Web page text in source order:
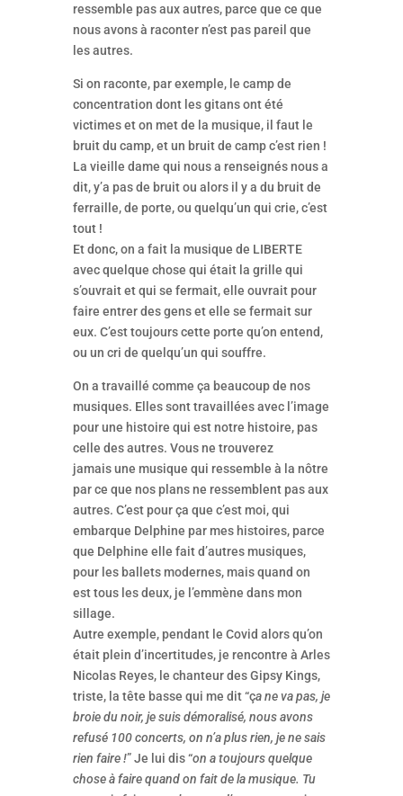
ressemble pas aux autres, parce que ce que
nous avons à raconter n’est pas pareil que
les autres.
Si on raconte, par exemple, le camp de
concentration dont les gitans ont été
victimes et on met de la musique, il faut le
bruit du camp, et un bruit de camp c’est rien !
La vieille dame qui nous a renseignés nous a
dit, y’a pas de bruit ou alors il y a du bruit de
ferraille, de porte, ou quelqu’un qui crie, c’est
tout !
Et donc, on a fait la musique de LIBERTE
avec quelque chose qui était la grille qui
s’ouvrait et qui se fermait, elle ouvrait pour
faire entrer des gens et elle se fermait sur
eux. C’est toujours cette porte qu’on entend,
ou un cri de quelqu’un qui souffre.
On a travaillé comme ça beaucoup de nos
musiques. Elles sont travaillées avec l’image
pour une histoire qui est notre histoire, pas
celle des autres. Vous ne trouverez
jamais une musique qui ressemble à la nôtre
par ce que nos plans ne ressemblent pas aux
autres. C’est pour ça que c’est moi, qui
embarque Delphine par mes histoires, parce
que Delphine elle fait d’autres musiques,
pour les ballets modernes, mais quand on
est tous les deux, je l’emmène dans mon
sillage.
Autre exemple, pendant le Covid alors qu’on
était plein d’incertitudes, je rencontre à Arles
Nicolas Reyes, le chanteur des Gipsy Kings,
triste, la tête basse qui me dit “ça ne va pas, je
broie du noir, je suis démoralisé, nous avons
refusé 100 concerts, on n’a plus rien, je ne sais
rien faire !” Je lui dis “on a toujours quelque
chose à faire quand on fait de la musique. Tu